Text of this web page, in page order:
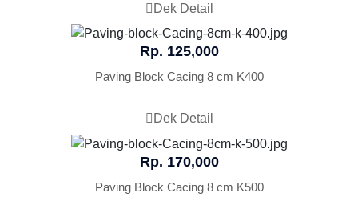
Dek Detail
Rp. 125,000
Paving Block Cacing 8 cm K400
Dek Detail
Rp. 170,000
Paving Block Cacing 8 cm K500